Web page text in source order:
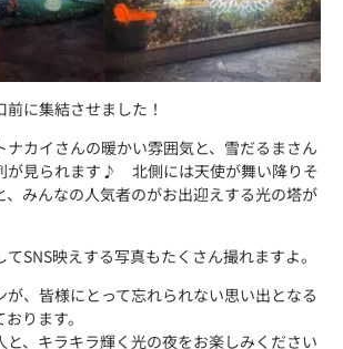
に集結させました！
ナカイさんの暖かい雰囲気と、雪だるまさん
が見られます♪ 北側には天使が舞い降りそ
、みんなの人気者のがお出迎えする光の塔が
SNS映えする写真もたくさん撮れますよ。
が、皆様にとって忘れられない思い出となる
ります。
と、キラキラ輝く光の夜をお楽しみください